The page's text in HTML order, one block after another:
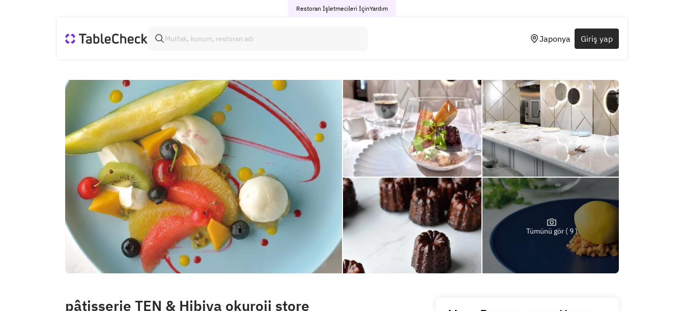
Restoran İşletmecileri İçinYardım
Japonya Giriş yap
Tümünü gör ( 9 )
pâtisserie TEN & Hibiya okuroji store